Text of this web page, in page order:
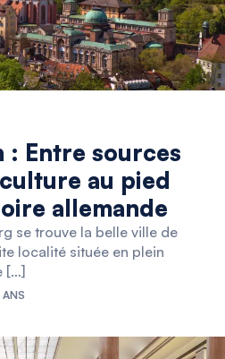
: Entre sources
au pied
allemande
se trouve la belle ville de
localité située en plein
[…]
ANS